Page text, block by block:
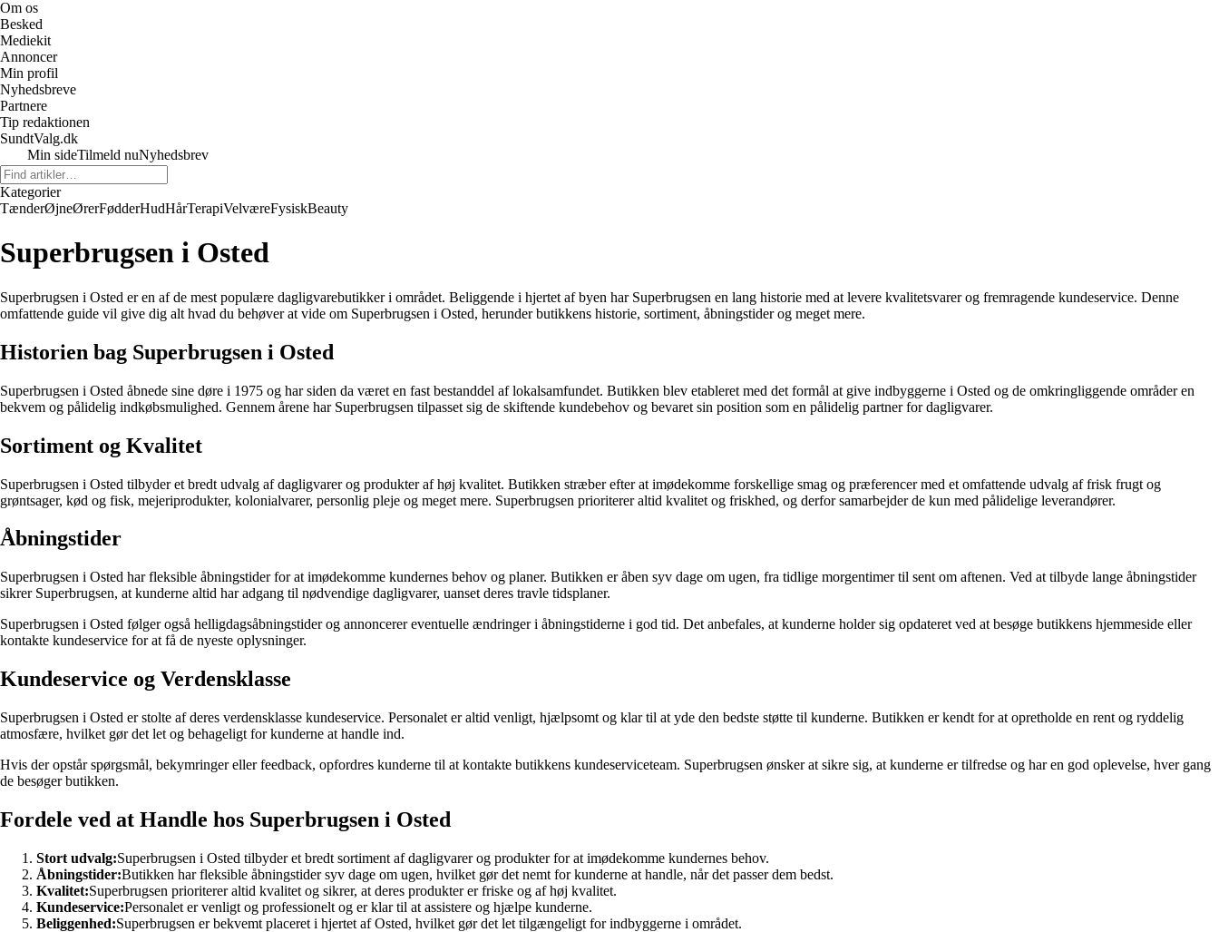
Om os
Besked
Mediekit
Annoncer
Min profil
Nyhedsbreve
Partnere
Tip redaktionen
SundtValg.dk
Min sideTilmeld nuNyhedsbrev
Kategorier
TænderØjneØrerFødderHudHårTerapiVelværeFysiskBeauty
Superbrugsen i Osted
Superbrugsen i Osted er en af ​​de mest populære dagligvarebutikker i området. Beliggende i hjertet af byen har Superbrugsen en lang historie med at levere kvalitetsvarer og fremragende kundeservice. Denne
omfattende guide vil give dig alt hvad du behøver at vide om Superbrugsen i Osted, herunder butikkens historie, sortiment, åbningstider og meget mere.
Historien bag Superbrugsen i Osted
Superbrugsen i Osted åbnede sine døre i 1975 og har siden da været en fast bestanddel af lokalsamfundet. Butikken blev etableret med det formål at give indbyggerne i Osted og de omkringliggende områder en
bekvem og pålidelig indkøbsmulighed. Gennem årene har Superbrugsen tilpasset sig de skiftende kundebehov og bevaret sin position som en pålidelig partner for dagligvarer.
Sortiment og Kvalitet
Superbrugsen i Osted tilbyder et bredt udvalg af dagligvarer og produkter af høj kvalitet. Butikken stræber efter at imødekomme forskellige smag og præferencer med et omfattende udvalg af frisk frugt og
grøntsager, kød og fisk, mejeriprodukter, kolonialvarer, personlig pleje og meget mere. Superbrugsen prioriterer altid kvalitet og friskhed, og derfor samarbejder de kun med pålidelige leverandører.
Åbningstider
Superbrugsen i Osted har fleksible åbningstider for at imødekomme kundernes behov og planer. Butikken er åben syv dage om ugen, fra tidlige morgentimer til sent om aftenen. Ved at tilbyde lange åbningstider
sikrer Superbrugsen, at kunderne altid har adgang til nødvendige dagligvarer, uanset deres travle tidsplaner.
Superbrugsen i Osted følger også helligdagsåbningstider og annoncerer eventuelle ændringer i åbningstiderne i god tid. Det anbefales, at kunderne holder sig opdateret ved at besøge butikkens hjemmeside eller
kontakte kundeservice for at få de nyeste oplysninger.
Kundeservice og Verdensklasse
Superbrugsen i Osted er stolte af deres verdensklasse kundeservice. Personalet er altid venligt, hjælpsomt og klar til at yde den bedste støtte til kunderne. Butikken er kendt for at opretholde en rent og ryddelig
atmosfære, hvilket gør det let og behageligt for kunderne at handle ind.
Hvis der opstår spørgsmål, bekymringer eller feedback, opfordres kunderne til at kontakte butikkens kundeserviceteam. Superbrugsen ønsker at sikre sig, at kunderne er tilfredse og har en god oplevelse, hver gang
de besøger butikken.
Fordele ved at Handle hos Superbrugsen i Osted
Stort udvalg:Superbrugsen i Osted tilbyder et bredt sortiment af dagligvarer og produkter for at imødekomme kundernes behov.
Åbningstider:Butikken har fleksible åbningstider syv dage om ugen, hvilket gør det nemt for kunderne at handle, når det passer dem bedst.
Kvalitet:Superbrugsen prioriterer altid kvalitet og sikrer, at deres produkter er friske og af høj kvalitet.
Kundeservice:Personalet er venligt og professionelt og er klar til at assistere og hjælpe kunderne.
Beliggenhed:Superbrugsen er bekvemt placeret i hjertet af Osted, hvilket gør det let tilgængeligt for indbyggerne i området.